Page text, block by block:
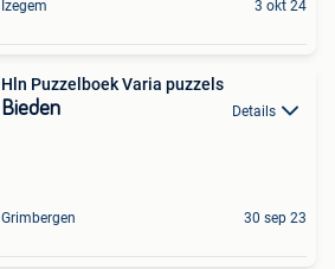
Izegem 3 okt 24
Hln Puzzelboek Varia puzzels
Bieden Details
Grimbergen 30 sep 23